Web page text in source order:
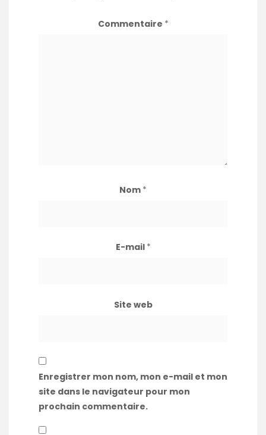
Commentaire *
Nom *
E-mail *
Site web
Enregistrer mon nom, mon e-mail et mon
site dans le navigateur pour mon
prochain commentaire.